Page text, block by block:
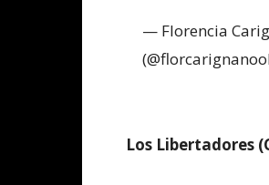
— Florencia
Los Libertadores